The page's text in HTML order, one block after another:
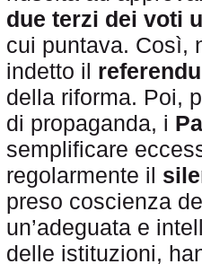
due terzi dei voti
cui puntava. Così,
indetto il
della riforma. Poi,
di propaganda, i
semplificare
regolarmente il
preso coscienza
un’adeguata e
delle istituzioni,